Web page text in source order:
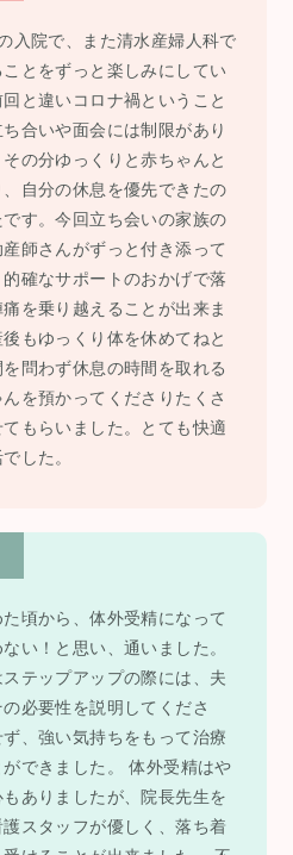
入院で、また清水産婦人科で
ことをずっと楽しみにしてい
回と違いコロナ禍ということ
合いや面会には制限があり
その分ゆっくりと赤ちゃんと
自分の休息を優先できたの
す。今回立ち会いの家族の
師さんがずっと付き添って
的確なサポートのおかげで落
を乗り越えることが出来ま
後もゆっくり体を休めてねと
問わず休息の時間を取れる
を預かってくださりたくさ
てもらいました。とても快適
した。
頃から、体外受精になって
い！と思い、通いました。
ステップアップの際には、夫
必要性を説明してくださ
ず、強い気持ちをもって治療
できました。 体外受精はや
ありましたが、院長先生を
スタッフが優しく、落ち着